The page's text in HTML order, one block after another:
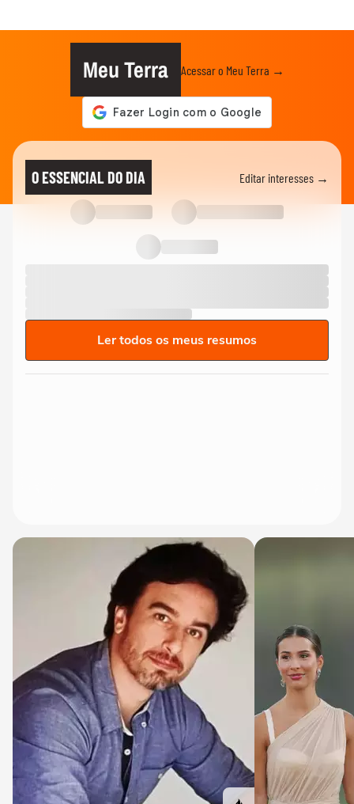
Meu Terra Acessar o Meu Terra →
O ESSENCIAL DO DIA Editar interesses →
Ler todos os meus resumos